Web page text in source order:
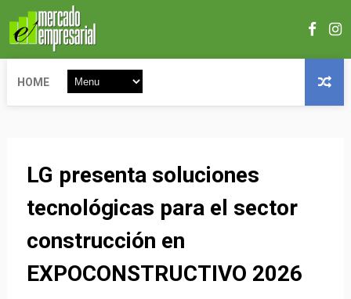
HOME
LG presenta soluciones
tecnológicas para el sector
construcción en
EXPOCONSTRUCTIVO 2026